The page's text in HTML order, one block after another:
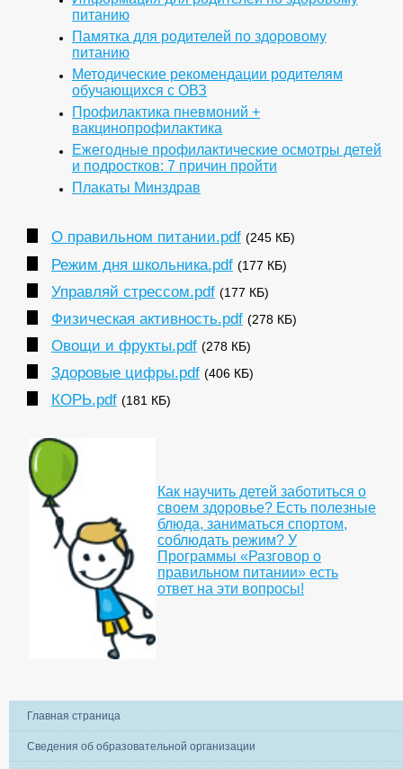
питанию
Памятка для родителей по здоровому
питанию
Методические рекомендации родителям
обучающихся с ОВЗ
Профилактика пневмоний +
вакцинопрофилактика
Ежегодные профилактические осмотры детей
и подростков: 7 причин пройти
Плакаты Минздрав
О правильном питании.pdf (245 КБ)
Режим дня школьника.pdf (177 КБ)
Управляй стрессом.pdf (177 КБ)
Физическая активность.pdf (278 КБ)
Овощи и фрукты.pdf (278 КБ)
Здоровые цифры.pdf (406 КБ)
КОРЬ.pdf (181 КБ)
Как научить детей заботиться о
своем здоровье? Есть полезные
блюда, заниматься спортом,
соблюдать режим? У
Программы «Разговор о
правильном питании» есть
ответ на эти вопросы!
Главная страница
Сведения об образовательной организации